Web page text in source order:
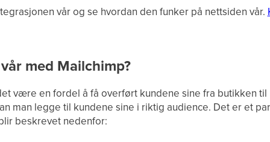
vår og se hvordan den funker på nettsiden vår.
med Mailchimp?
være en fordel å få overført kundene sine fra butikken
man legge til kundene sine i riktig audience. Det er et
beskrevet nedenfor: